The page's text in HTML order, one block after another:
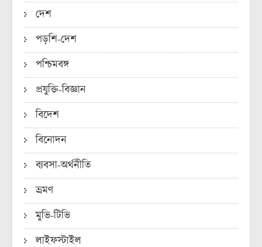
দেশ
পড়শি-দেশ
পশ্চিমবঙ্গ
প্রযুক্তি-বিজ্ঞান
বিদেশ
বিনোদন
ব্যবসা-অর্থনীতি
ভ্রমণ
মুভি-টিভি
লাইফস্টাইল